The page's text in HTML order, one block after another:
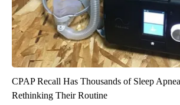
CPAP Recall Has Thousands of Sleep
Rethinking Their Routine